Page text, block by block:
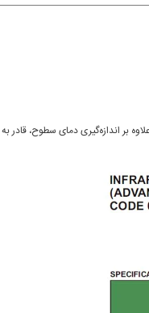
بر اندازه‌گیری دمای سطوح، قادر به